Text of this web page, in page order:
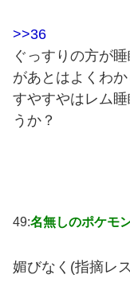
>>36
ぐっすりの方が
があとはよくわ
すやすやはレム
うか？
49:名無しのポケモ
媚びなく(指摘レ